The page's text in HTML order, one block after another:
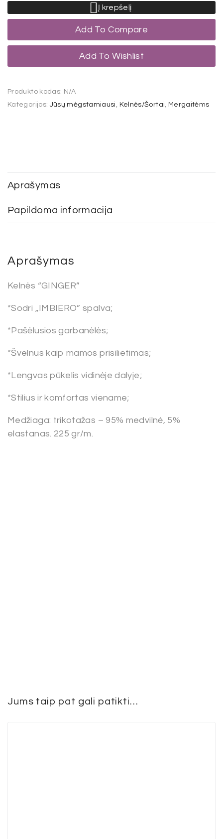
Į krepšelį
Add To Compare
Add To Wishlist
Produkto kodas: N/A
Kategorijos: Jūsų mėgstamiausi , Kelnės/Šortai, Mergaitėms
Aprašymas
Papildoma informacija
Aprašymas
Kelnės “GINGER”
*Sodri „IMBIERO” spalva;
*Pašėlusios garbanėlės;
*Švelnus kaip mamos prisilietimas;
*Lengvas pūkelis vidinėje dalyje;
*Stilius ir komfortas viename;
Medžiaga: trikotažas – 95% medvilnė, 5%
elastanas. 225 gr/m.
Jums taip pat gali patikti…